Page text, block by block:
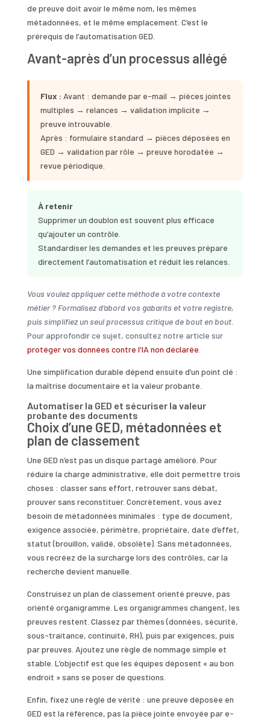
de preuve doit avoir le même nom, les mêmes
métadonnées, et le même emplacement. C’est le
prérequis de l’automatisation GED.
Avant-après d’un processus allégé
Flux : Avant : demande par e-mail → pièces jointes
multiples → relances → validation implicite →
preuve introuvable.
Après : formulaire standard → pièces déposées en
GED → validation par rôle → preuve horodatée →
revue périodique.
À retenir
Supprimer un doublon est souvent plus efficace
qu’ajouter un contrôle.
Standardiser les demandes et les preuves prépare
directement l’automatisation et réduit les relances.
Vous voulez appliquer cette méthode à votre contexte
métier ? Formalisez d’abord vos gabarits et votre registre,
puis simplifiez un seul processus critique de bout en bout.
Pour approfondir ce sujet, consultez notre article sur
protéger vos données contre l'IA non déclarée
Une simplification durable dépend ensuite d’un point clé :
la maîtrise documentaire et la valeur probante.
Automatiser la GED et sécuriser la valeur
probante des documents
Choix d’une GED, métadonnées et
plan de classement
Une GED n’est pas un disque partagé amélioré. Pour
réduire la charge administrative, elle doit permettre trois
choses : classer sans effort, retrouver sans débat,
prouver sans reconstituer. Concrètement, vous avez
besoin de métadonnées minimales : type de document,
exigence associée, périmètre, propriétaire, date d’effet,
statut (brouillon, validé, obsolète). Sans métadonnées,
vous recréez de la surcharge lors des contrôles, car la
recherche devient manuelle.
Construisez un plan de classement orienté preuve, pas
orienté organigramme. Les organigrammes changent, les
preuves restent. Classez par thèmes (données, sécurité,
sous-traitance, continuité, RH), puis par exigences, puis
par preuves. Ajoutez une règle de nommage simple et
stable. L’objectif est que les équipes déposent « au bon
endroit » sans se poser de questions.
Enfin, fixez une règle de vérité : une preuve déposée en
GED est la référence, pas la pièce jointe envoyée par e-